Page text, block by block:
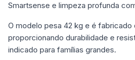
Smartsense e limpeza profunda
O modelo pesa 42 kg e é fabricado
proporcionando durabilidade e
indicado para famílias grandes.